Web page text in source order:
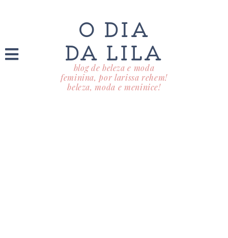
O DIA
DA LILA
blog de beleza e moda
feminina, por larissa rehem!
beleza, moda e meninice!